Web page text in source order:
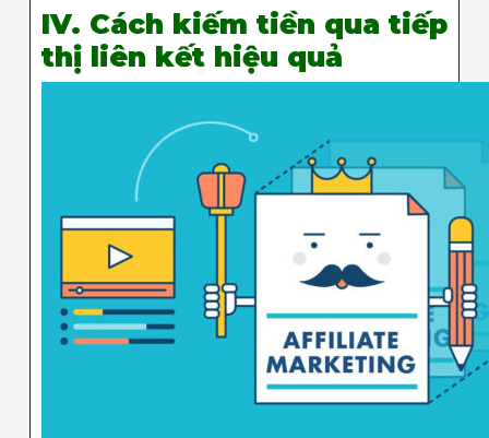
IV. Cách kiếm tiền qua tiếp
thị liên kết hiệu quả